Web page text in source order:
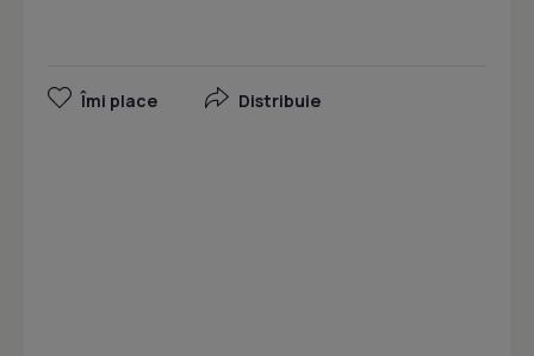
Îmi place Distribuie